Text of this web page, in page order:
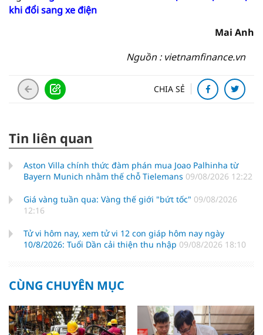
khi đổi sang xe điện
Mai Anh
Nguồn : vietnamfinance.vn
CHIA SẺ
Tin liên quan
Aston Villa chính thức đàm phán mua Joao Palhinha từ
Bayern Munich nhằm thế chỗ Tielemans 09/08/2026 12:22
Giá vàng tuần qua: Vàng thế giới "bứt tốc" 09/08/2026
12:16
Tử vi hôm nay, xem tử vi 12 con giáp hôm nay ngày
10/8/2026: Tuổi Dần cải thiện thu nhập 09/08/2026 18:10
CÙNG CHUYÊN MỤC